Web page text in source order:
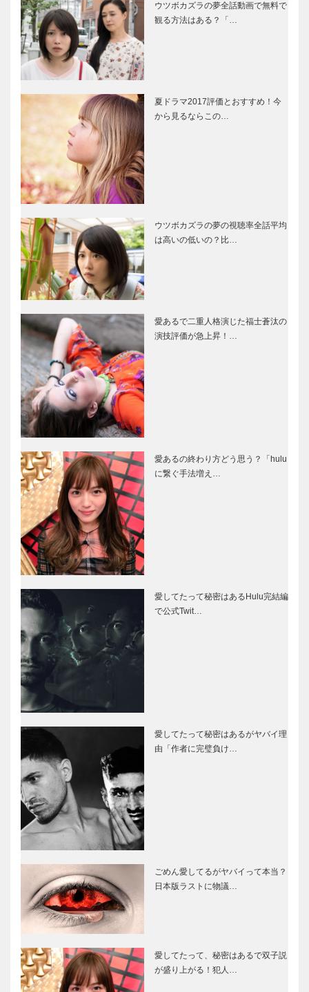
ウツボカズラの夢全話動画で無料で
観る方法はある？「…
夏ドラマ2017評価とおすすめ！今
から見るならこの…
ウツボカズラの夢の視聴率全話平均
は高いの低いの？比…
愛あるで二重人格演じた福士蒼汰の
演技評価が急上昇！…
愛あるの終わり方どう思う？「hulu
に繋ぐ手法増え…
愛してたって秘密はあるHulu完結編
で公式Twit…
愛してたって秘密はあるがヤバイ理
由「作者に完璧負け…
ごめん愛してるがヤバイって本当？
日本版ラストに物議…
愛してたって、秘密はあるで双子説
が盛り上がる！犯人…